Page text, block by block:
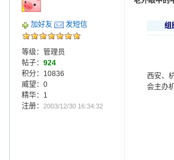
加好友 发短信
等级：管理员
帖子： 924
积分：10836
威望：0
精华：1
注册： 2003/12/30 16:34:32
组
西安、
会主办